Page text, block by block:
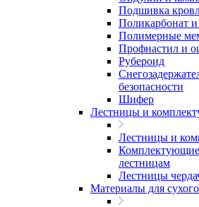
Подшивка
Поликарбонат и
Полимерные
Профнастил и
Рубероид
безопасности
Шифер
Лестницы и
Лестницы и
лестницам
Лестницы
Материалы для сухого